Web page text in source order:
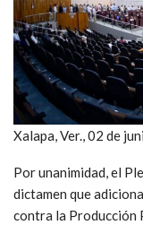
Xalapa, Ver., 02 de
Por unanimidad, el
dictamen que
contra la Producción